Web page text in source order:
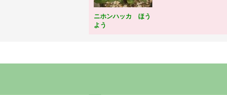
ニホンハッカ ほう
よう